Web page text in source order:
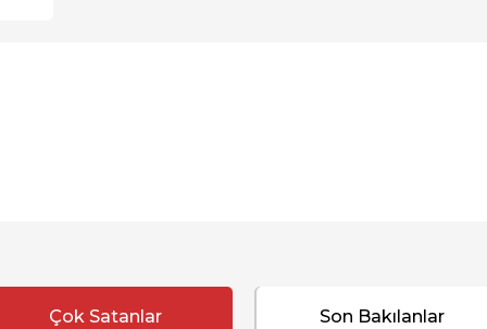
Çok Satanlar Son Bakılanlar